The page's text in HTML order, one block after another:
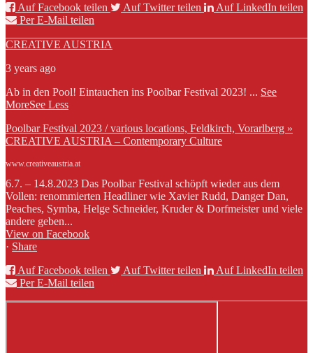
Auf Facebook teilen
Auf Twitter teilen
Auf LinkedIn teilen
Per E-Mail teilen
CREATIVE AUSTRIA
3 years ago
Ab in den Pool! Eintauchen ins Poolbar Festival 2023! ... See
MoreSee Less
Poolbar Festival 2023 / various locations, Feldkirch, Vorarlberg »
CREATIVE AUSTRIA – Contemporary Culture
www.creativeaustria.at
6.7. – 14.8.2023 Das Poolbar Festival schöpft wieder aus dem
Vollen: renommierten Headliner wie Xavier Rudd, Danger Dan,
Peaches, Symba, Helge Schneider, Kruder & Dorfmeister und viele
andere geben...
View on Facebook
· Share
Auf Facebook teilen
Auf Twitter teilen
Auf LinkedIn teilen
Per E-Mail teilen